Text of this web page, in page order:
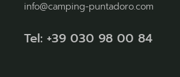
info@camping-puntadoro.com
Tel: +39 030 98 00 84